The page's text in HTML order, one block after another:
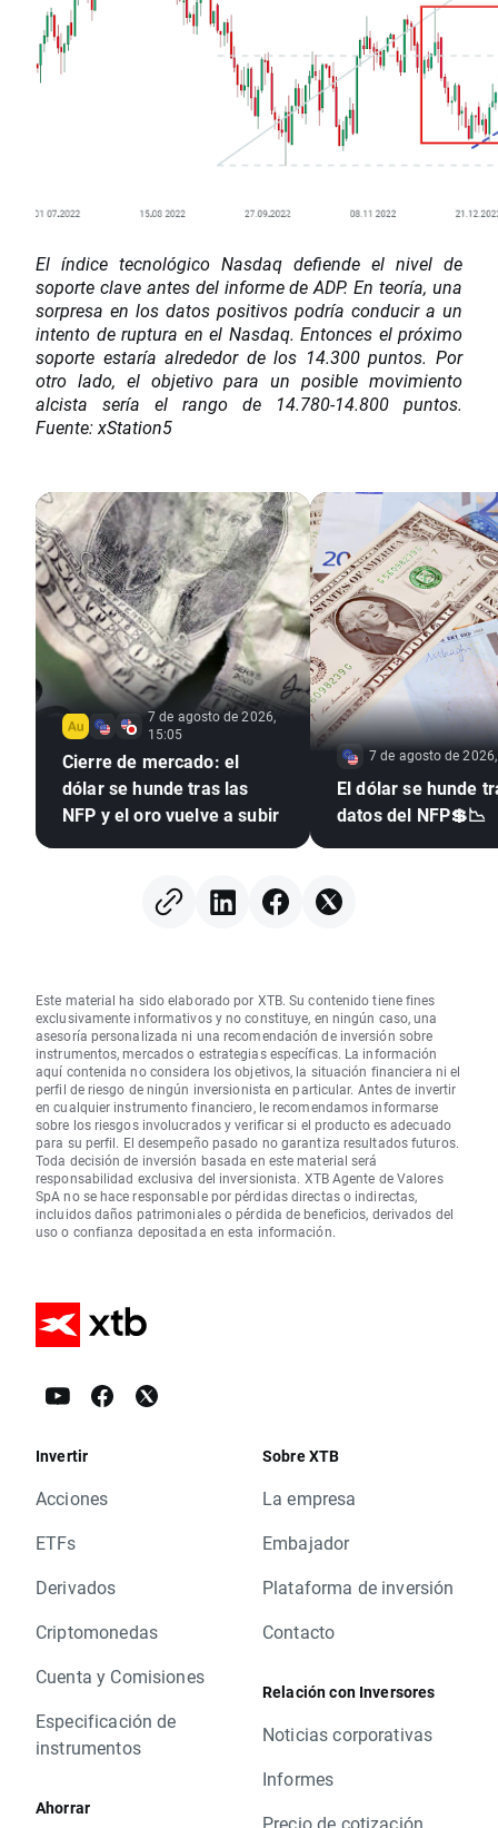
El índice tecnológico Nasdaq defiende el nivel de
soporte clave antes del informe de ADP. En teoría, una
sorpresa en los datos positivos podría conducir a un
intento de ruptura en el Nasdaq. Entonces el próximo
soporte estaría alrededor de los 14.300 puntos. Por
otro lado, el objetivo para un posible movimiento
alcista sería el rango de 14.780-14.800 puntos.
Fuente: xStation5
7 de agosto de 2026,
15:05
Cierre de mercado: el
dólar se hunde tras las
NFP y el oro vuelve a subir
7 de agosto de
El dólar se hunde
datos del NFP💲📉
Este material ha sido elaborado por XTB. Su contenido tiene fines
exclusivamente informativos y no constituye, en ningún caso, una
asesoría personalizada ni una recomendación de inversión sobre
instrumentos, mercados o estrategias específicas. La información
aquí contenida no considera los objetivos, la situación financiera ni el
perfil de riesgo de ningún inversionista en particular. Antes de invertir
en cualquier instrumento financiero, le recomendamos informarse
sobre los riesgos involucrados y verificar si el producto es adecuado
para su perfil. El desempeño pasado no garantiza resultados futuros.
Toda decisión de inversión basada en este material será
responsabilidad exclusiva del inversionista. XTB Agente de Valores
SpA no se hace responsable por pérdidas directas o indirectas,
incluidos daños patrimoniales o pérdida de beneficios, derivados del
uso o confianza depositada en esta información.
Invertir
Acciones
ETFs
Derivados
Criptomonedas
Cuenta y Comisiones
Especificación de
instrumentos
Ahorrar
Sobre XTB
La empresa
Embajador
Plataforma de inversión
Contacto
Relación con Inversores
Noticias corporativas
Informes
Precio de cotización